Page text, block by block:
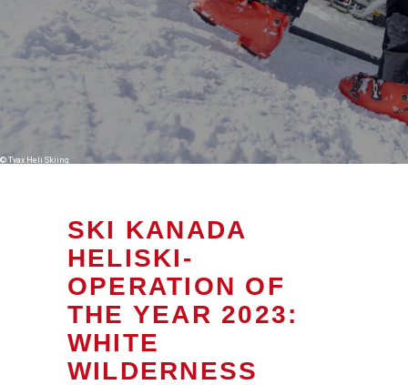
© Tyax Heli Skiing
SKI KANADA
HELISKI-
OPERATION OF
THE YEAR 2023:
WHITE
WILDERNESS